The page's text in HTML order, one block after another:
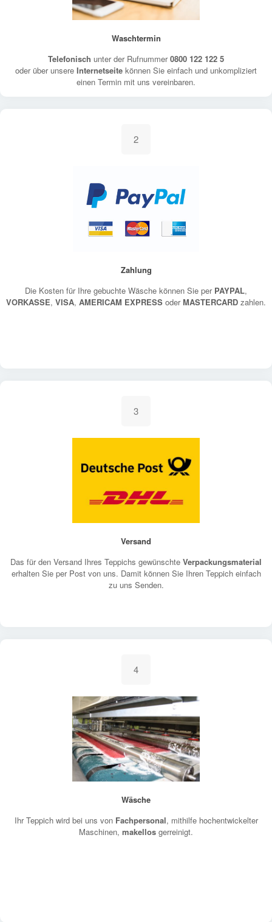
Waschtermin
Telefonisch unter der Rufnummer0800 122 122 5
oder über unsere Internetseite können Sie einfach und unkompliziert
einen Termin mit uns vereinbaren.
2
Zahlung
Die Kosten für Ihre gebuchte Wäsche können Sie per PAYPAL,
VORKASSE, VISA, AMERICAM EXPRESS oderMASTERCARD zahlen.
3
Versand
Das für den Versand Ihres Teppichs gewünschte Verpackungsmaterial
erhalten Sie per Post von uns. Damit können Sie Ihren Teppich einfach
zu uns Senden.
4
Wäsche
Ihr Teppich wird bei uns von Fachpersonal, mithilfe hochentwickelter
Maschinen, makellos gerreinigt.